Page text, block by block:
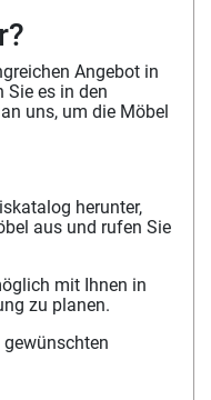
Angebot in
Sie es in den
uns, um die Möbel
herunter,
aus und rufen Sie
mit Ihnen in
zu planen.